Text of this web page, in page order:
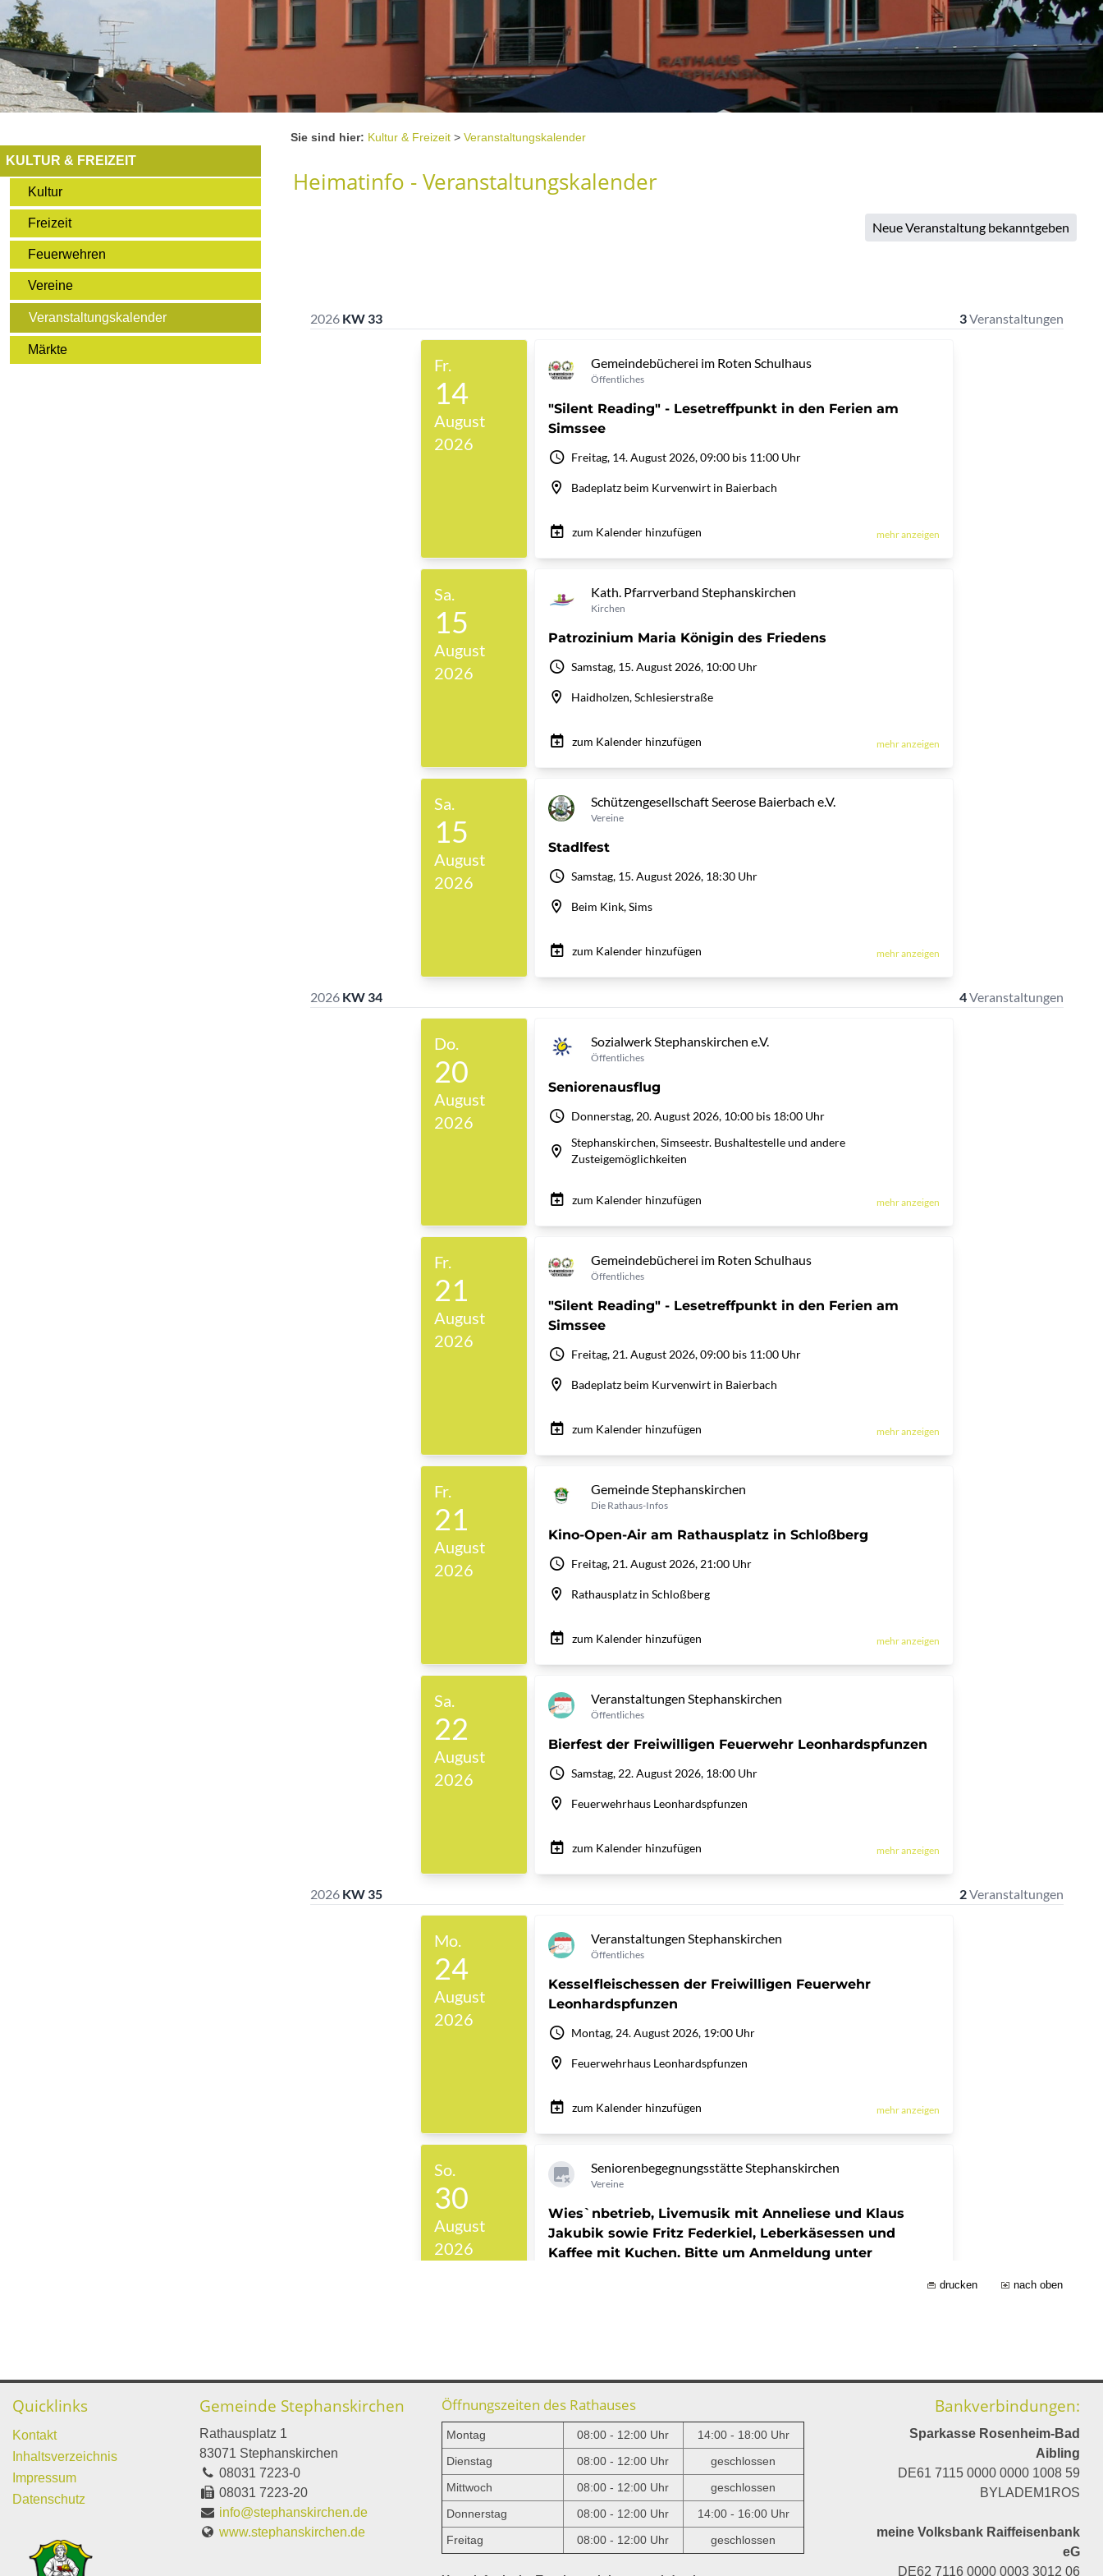
KULTUR & FREIZEIT
Kultur
Freizeit
Feuerwehren
Vereine
Veranstaltungskalender
Märkte
Sie sind hier: Kultur & Freizeit > Veranstaltungskalender
Heimatinfo - Veranstaltungskalender
drucken nach oben
Quicklinks
Kontakt
Inhaltsverzeichnis
Impressum
Datenschutz
Gemeinde Stephanskirchen
Rathausplatz 1
83071 Stephanskirchen
08031 7223-0
08031 7223-20
info@stephanskirchen.de
www.stephanskirchen.de
Öffnungszeiten des Rathauses
Montag 08:00 - 12:00 Uhr
14:00 - 18:00 Uhr
Dienstag
08:00 - 12:00 Uhr
geschlossen
Mittwoch
08:00 - 12:00 Uhr
geschlossen
Donnerstag
08:00 - 12:00 Uhr
14:00 - 16:00 Uhr
Freitag
08:00 - 12:00 Uhr geschlossen
Bankverbindungen:
Sparkasse Rosenheim-Bad
Aibling
DE61 7115 0000 0000 1008 59
BYLADEM1ROS
meine Volksbank Raiffeisenbank
eG
DE62 7116 0000 0003 3012 06